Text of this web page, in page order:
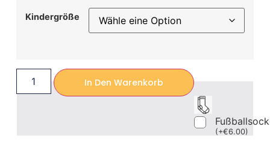
Kindergröße
In Den Warenkorb
(+€6.00)